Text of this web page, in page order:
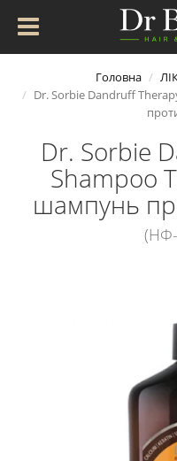
Головна
Dr. Sorbie Dandruff
Dr. Sorbie
Shampoo
шампунь